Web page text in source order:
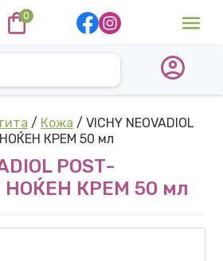
0
/ Кожа / VICHY NEOVADIOL
НОЌЕН КРЕМ 50 мл
POST-
НОЌЕН КРЕМ 50 мл